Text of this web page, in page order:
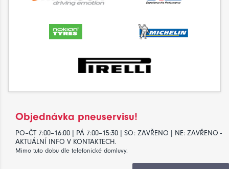
Objednávka pneuservisu!
PO–ČT 7:00–16:00 | PÁ 7:00–15:30 | SO: ZAVŘENO | NE: ZAVŘENO -
AKTUÁLNÍ INFO V KONTAKTECH.
Mimo tuto dobu dle telefonické domluvy.